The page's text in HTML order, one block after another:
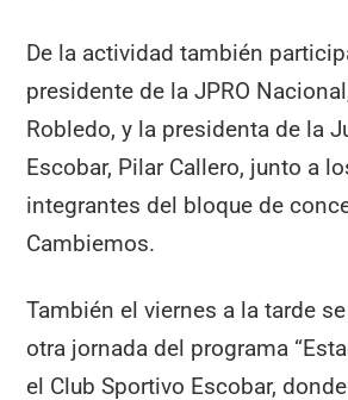
De la actividad también
presidente de la JPRO
Robledo, y la presidenta de la
Escobar, Pilar Callero, junto a
integrantes del bloque de
Cambiemos.
También el viernes a la tarde
otra jornada del programa
el Club Sportivo Escobar,